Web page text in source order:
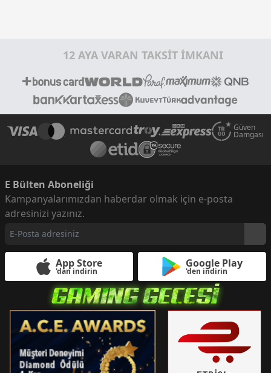
12 AYA VARAN TAKSİT İMKANI
Güven
Damgası
E Bülten Aboneliği
Kampanyalarımızdan haberdar olmak için e-posta
adresinizi yazınız.
App Store
'dan indirin
Google Play
'den indirin